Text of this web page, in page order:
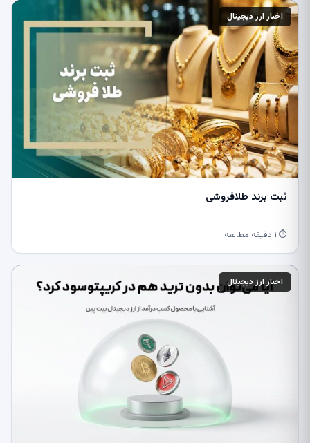
اخبار ارز دیجیتال
ثبت برند طلافروشی
⏱ ۱ دقیقه مطالعه
اخبار ارز دیجیتال